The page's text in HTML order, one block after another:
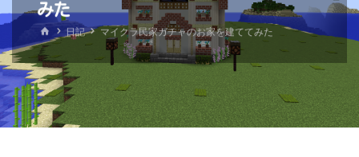
ッ
みた
ホ
ー
ム
日記 マイクラ民家ガチャのお家を建ててみた